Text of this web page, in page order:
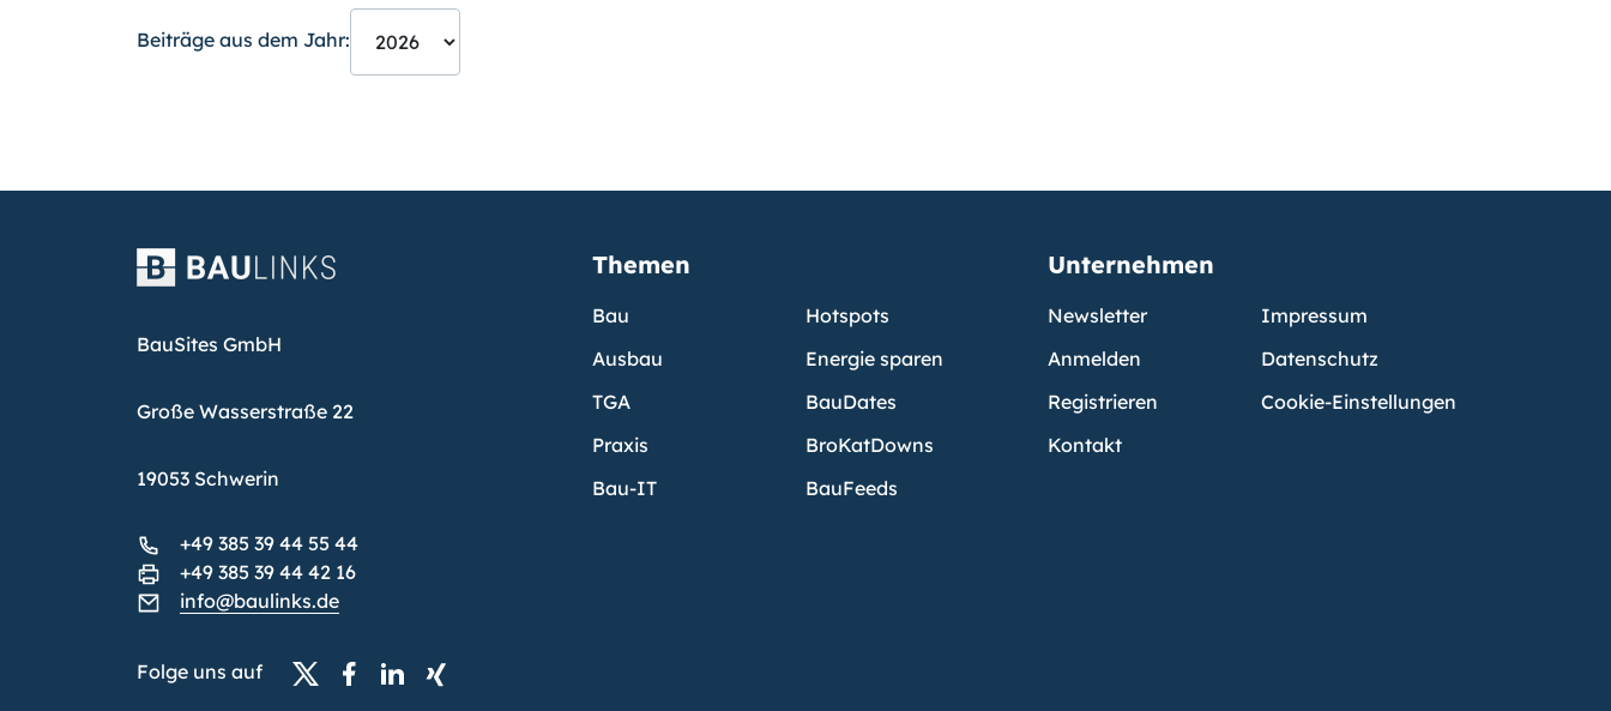
Beiträge aus dem Jahr:
BauSites GmbH
Große Wasserstraße 22
19053 Schwerin
+49 385 39 44 55 44
+49 385 39 44 42 16
info@baulinks.de
Folge uns auf
Themen
Bau
Ausbau
TGA
Praxis
Bau-IT
Hotspots
Energie sparen
BauDates
BroKatDowns
BauFeeds
Unternehmen
Newsletter
Anmelden
Registrieren
Kontakt
Impressum
Datenschutz
Cookie-Einstellungen